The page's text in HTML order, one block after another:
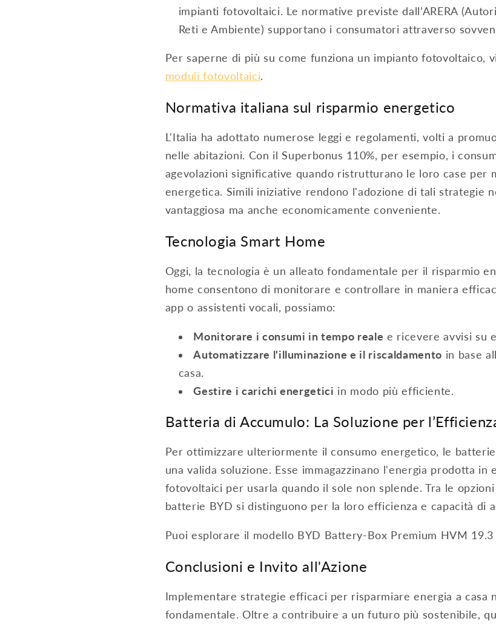
impianti fotovoltaici. Le normative previste dall’ARERA
Reti e Ambiente) supportano i consumatori attraverso
Per saperne di più su come funziona un impianto fotovoltaico,
moduli fotovoltaici.
Normativa italiana sul risparmio energetico
L'Italia ha adottato numerose leggi e regolamenti, volti a
nelle abitazioni. Con il Superbonus 110%, per esempio, i
agevolazioni significative quando ristrutturano le loro case per
energetica. Simili iniziative rendono l'adozione di tali strategie
vantaggiosa ma anche economicamente conveniente.
Tecnologia Smart Home
Oggi, la tecnologia è un alleato fondamentale per il risparmio
home consentono di monitorare e controllare in maniera
app o assistenti vocali, possiamo:
Monitorare i consumi in tempo reale e ricevere avvisi su
Automatizzare l'illuminazione e il riscaldamento in base
casa.
Gestire i carichi energetici in modo più efficiente.
Batteria di Accumulo: La Soluzione per
Per ottimizzare ulteriormente il consumo energetico, le
una valida soluzione. Esse immagazzinano l'energia prodotta in
fotovoltaici per usarla quando il sole non splende. Tra le
batterie BYD si distinguono per la loro efficienza e capacità di
Puoi esplorare il modello BYD Battery-Box Premium HVM 19.3
Conclusioni e Invito all'Azione
Implementare strategie efficaci per risparmiare energia a casa
fondamentale. Oltre a contribuire a un futuro più sostenibile,